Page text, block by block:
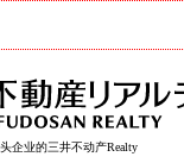
企业的三井不动产Realty